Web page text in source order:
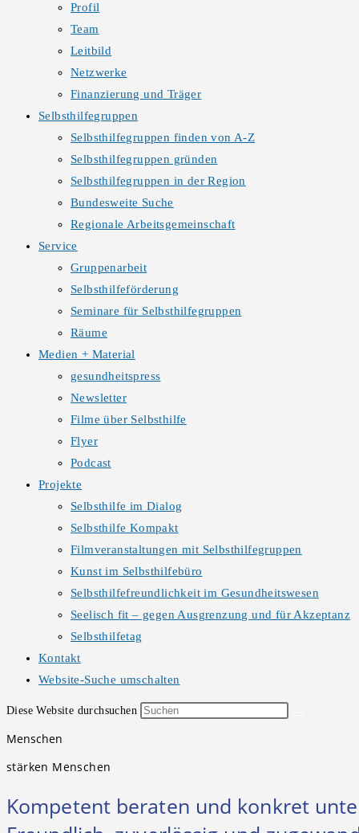
Profil
Team
Leitbild
Netzwerke
Finanzierung und Träger
Selbsthilfegruppen
Selbsthilfegruppen finden von A-Z
Selbsthilfegruppen gründen
Selbsthilfegruppen in der Region
Bundesweite Suche
Regionale Arbeitsgemeinschaft
Service
Gruppenarbeit
Selbsthilfeförderung
Seminare für Selbsthilfegruppen
Räume
Medien + Material
gesundheitspress
Newsletter
Filme über Selbsthilfe
Flyer
Podcast
Projekte
Selbsthilfe im Dialog
Selbsthilfe Kompakt
Filmveranstaltungen mit Selbsthilfegruppen
Kunst im Selbsthilfebüro
Selbsthilfefreundlichkeit im Gesundheitswesen
Seelisch fit – gegen Ausgrenzung und für Akzeptanz
Selbsthilfetag
Kontakt
Website-Suche umschalten
Diese Website durchsuchen
Menschen
stärken Menschen
Kompetent beraten und konkret